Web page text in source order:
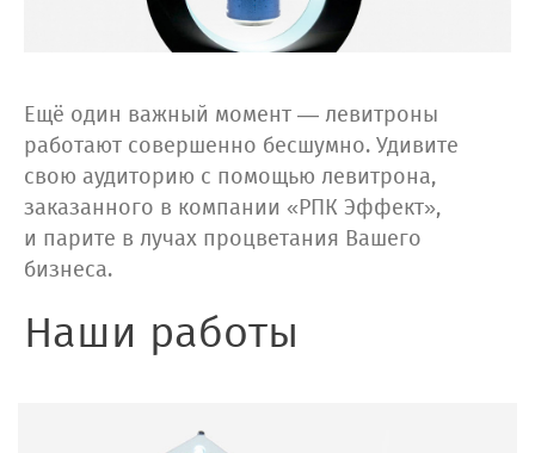
Ещё один важный момент — левитроны
работают совершенно бесшумно. Удивите
свою аудиторию с помощью левитрона,
заказанного в компании «РПК Эффект»,
и парите в лучах процветания Вашего
бизнеса.
Наши работы